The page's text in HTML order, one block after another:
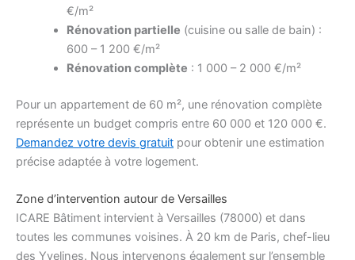
€/m²
Rénovation partielle (cuisine ou salle de bain) :
600 – 1 200 €/m²
Rénovation complète : 1 000 – 2 000 €/m²
Pour un appartement de 60 m², une rénovation complète
représente un budget compris entre 60 000 et 120 000 €.
Demandez votre devis gratuit pour obtenir une estimation
précise adaptée à votre logement.
Zone d’intervention autour de Versailles
ICARE Bâtiment intervient à Versailles (78000) et dans
toutes les communes voisines. À 20 km de Paris, chef-lieu
des Yvelines. Nous intervenons également sur l’ensemble